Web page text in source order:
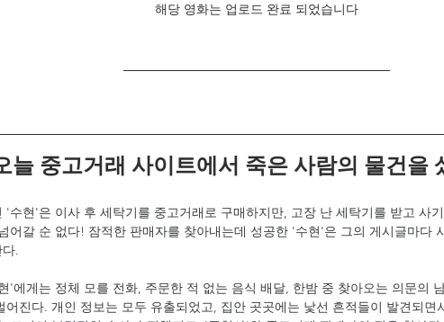
해당 영화는 업로드 완료 되었습니다
늘 중고거래 사이트에서 죽은 사람의 물건을
'수현'은 이사 후 세탁기를 중고거래로 구매하지만, 고장 난 세탁기를 받고 사
어갈 순 없다! 잠적한 판매자를 찾아내는데 성공한 '수현'은 그의 게시글마다
.
'에게는 정체 모를 전화, 주문한 적 없는 음식 배달, 한밤 중 찾아오는 의문의
어진다. 개인 정보는 모두 유출되었고, 집안 곳곳에는 낯선 흔적들이 발견되면